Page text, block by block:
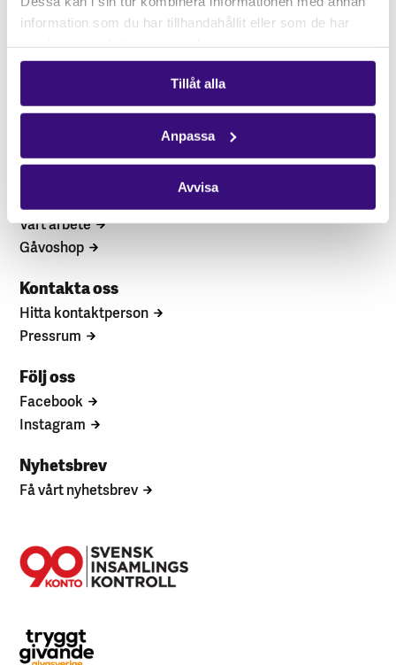
information som du har tillhandahållit eller som de har
Tillåt alla
Anpassa
Avvisa
Hitta snabbt
Vårt arbete
Gåvoshop
Kontakta oss
Hitta kontaktperson
Pressrum
Följ oss
Facebook
Instagram
Nyhetsbrev
Få vårt nyhetsbrev